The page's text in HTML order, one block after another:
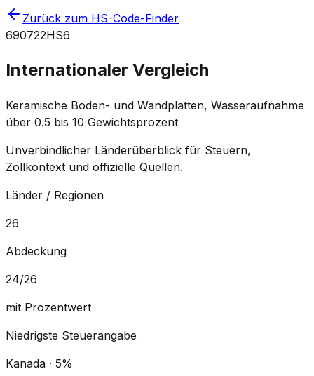
Zurück zum HS-Code-Finder
690722HS6
Internationaler Vergleich
Keramische Boden- und Wandplatten, Wasseraufnahme
über 0.5 bis 10 Gewichtsprozent
Unverbindlicher Länderüberblick für Steuern,
Zollkontext und offizielle Quellen.
Länder / Regionen
26
Abdeckung
24/26
mit Prozentwert
Niedrigste Steuerangabe
Kanada · 5%